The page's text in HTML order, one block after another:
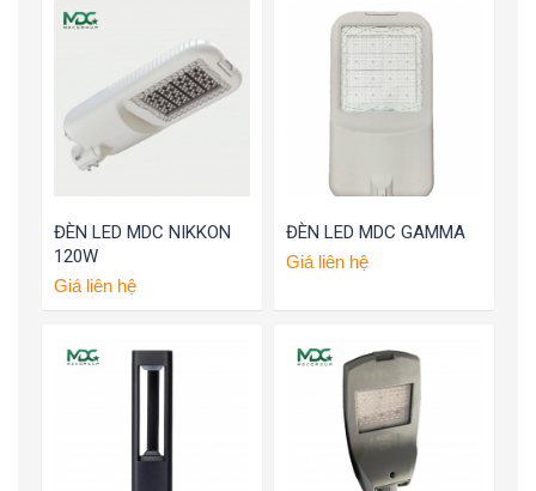
ĐÈN LED MDC NIKKON
120W
Giá liên hệ
ĐÈN LED MDC GAMMA
Giá liên hệ